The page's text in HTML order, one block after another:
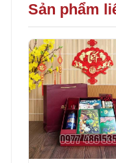
Sản phẩm